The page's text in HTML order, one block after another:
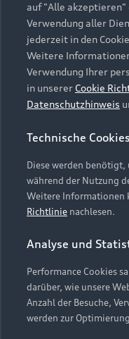
Gebrauchtwagen
Finanzierung
Aktionen & Angebote
Geschäftskunden
Audi Services
Garantie
Audi digital services
myAudi
Kundenservice
Händlersuche
Audi Code
Online-
Servicekontakt
Vertrag widerrufen
Über Audi
Unternehmen
Karriere
Investor Relations
Presse & Media Center
Datenschutz
Audi erleben
Newsletter
Impressum
Cookie-Richtlinie
Hinweis: Die aktuelle
Embleme am
Webseite kann
auf "Alle
Verwendung aller
jederzeit in den
Weitere
Verwendung Ihrer
in unserer Cookie
Datenschutzhinweis
Technische Cookies
Diese werden
während der Nutzung
Weitere Informationen
Richtlinie nachlesen.
Analyse und
Performance Cookies
darüber, wie unsere
Anzahl der Besuche,
werden zur